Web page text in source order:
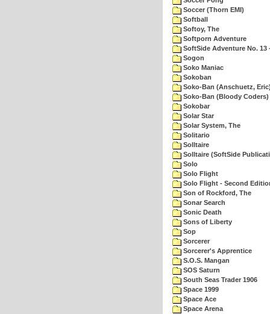
Soccer (Thorn EMI)
Softball
Softoy, The
Softporn Adventure
SoftSide Adventure No. 13
Sogon
Soko Maniac
Sokoban
Soko-Ban (Anschuetz,
Soko-Ban (Bloody Coders)
Sokobar
Solar Star
Solar System, The
Solitario
Solltaire
Solltaire (SoftSide
Solo
Solo Flight
Solo Flight - Second
Son of Rockford, The
Sonar Search
Sonic Death
Sons of Liberty
Sop
Sorcerer
Sorcerer's Apprentice
S.O.S. Mangan
SOS Saturn
South Seas Trader 1906
Space 1999
Space Ace
Space Arena